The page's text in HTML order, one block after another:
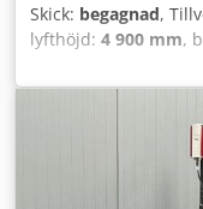
Skick: begagnad,
lyfthöjd: 4 900 mm,
tillverkningsår: 12/
nominell
lyfthöjd: 4 900 mm,
motor: [45,6 kW/62
omedelbart